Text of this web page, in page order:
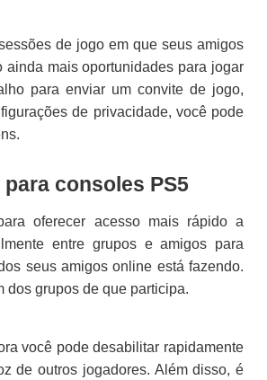
de jogo em que seus amigos
mais oportunidades para jogar
para enviar um convite de jogo,
de privacidade, você pode
consoles PS5
oferecer acesso mais rápido a
entre grupos e amigos para
seus amigos online está fazendo.
dos grupos de que participa.
você pode desabilitar rapidamente
de outros jogadores. Além disso, é